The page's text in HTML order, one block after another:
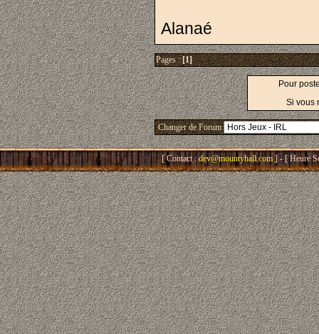
Alanaé
Pages :[1]
Pour
Si vous
Changer de Forum
[ Contact : dev@mountyhall.com ] - [ Heure